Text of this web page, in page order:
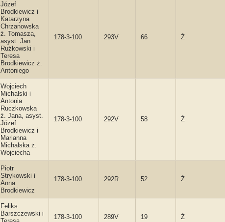
Józef
Brodkiewicz i
Katarzyna
Chrzanowska
ż. Tomasza,
asyst. Jan
Rużkowski i
Teresa
Brodkiewicz ż.
Antoniego
178-3-100 293V 66 Ż
Wojciech
Michalski i
Antonia
Ruczkowska
ż. Jana, asyst.
Józef
Brodkiewicz i
Marianna
Michalska ż.
Wojciecha
178-3-100 292V 58 Ż
Piotr
Strykowski i
Anna
Brodkiewicz
178-3-100 292R 52 Ż
Feliks
Barszczewski i
178-3-100 289V 19 Ż